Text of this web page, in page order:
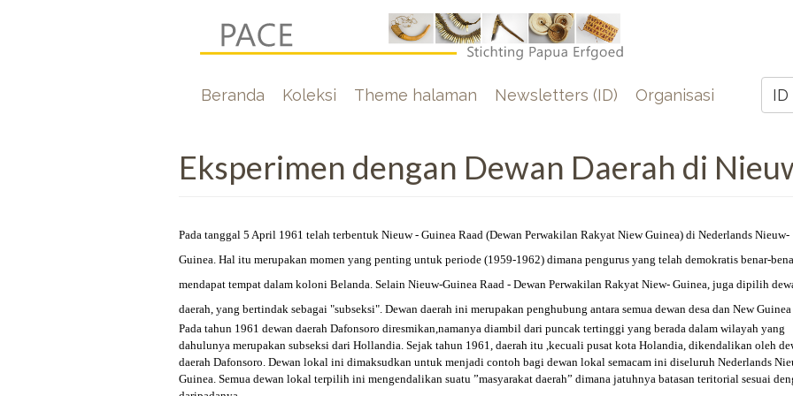
ID
Hoofdnavigatie
Beranda Koleksi Theme halaman Newsletters (ID) Organisasi
Eksperimen dengan Dewan Daerah di
Pada tanggal 5 April 1961 telah terbentuk Nieuw - Guinea Raad (Dewan Perwakilan Rakyat Niew Guinea) di Nederlands Nieuw-
Guinea. Hal itu merupakan momen yang penting untuk periode (1959-1962) dimana pengurus yang telah demokratis benar-
mendapat tempat dalam koloni Belanda. Selain Nieuw-Guinea Raad - Dewan Perwakilan Rakyat Niew- Guinea, juga dipilih
daerah, yang bertindak sebagai "subseksi". Dewan daerah ini merupakan penghubung antara semua dewan desa dan New Guinea
Pada tahun 1961 dewan daerah Dafonsoro diresmikan,namanya diambil dari puncak tertinggi yang berada dalam wilayah yang
dahulunya merupakan subseksi dari Hollandia. Sejak tahun 1961, daerah itu ,kecuali pusat kota Holandia, dikendalikan oleh
daerah Dafonsoro. Dewan lokal ini dimaksudkan untuk menjadi contoh bagi dewan lokal semacam ini diseluruh Nederlands
Guinea. Semua dewan lokal terpilih ini mengendalikan suatu ”masyarakat daerah” dimana jatuhnya batasan teritorial sesuai